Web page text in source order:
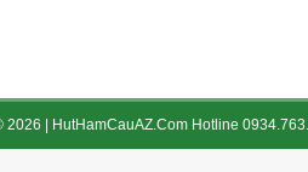
2026 | HutHamCauAZ.Com Hotline